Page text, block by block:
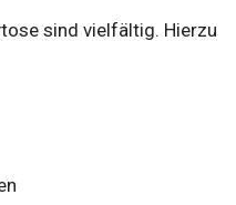
sind vielfältig. Hierzu